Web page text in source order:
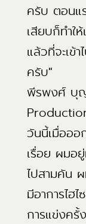
ครับ ตอนแ
เสียบก็ทำใ
แล้วที่จะเข้
ครับ"
พีรพงศ์ บุ
วันนี้เมื่อออ
เรื่อย ผมอ
ไปสามคัน
มีอาการไฮ
การแข่งครั้